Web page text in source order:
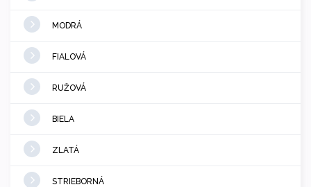
MODRÁ
FIALOVÁ
RUŽOVÁ
BIELA
ZLATÁ
STRIEBORNÁ